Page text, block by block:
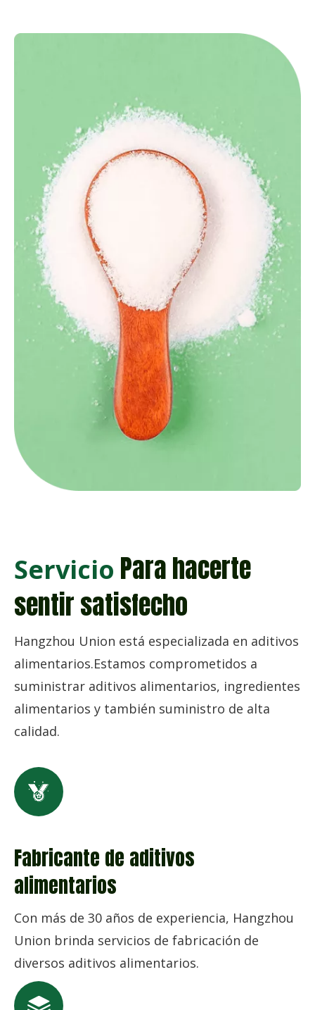
Servicio Para hacerte
sentir satisfecho
Hangzhou Union está especializada en aditivos
alimentarios.Estamos comprometidos a
suministrar aditivos alimentarios, ingredientes
alimentarios y también suministro de alta
calidad.
Fabricante de aditivos
alimentarios
Con más de 30 años de experiencia, Hangzhou
Union brinda servicios de fabricación de
diversos aditivos alimentarios.